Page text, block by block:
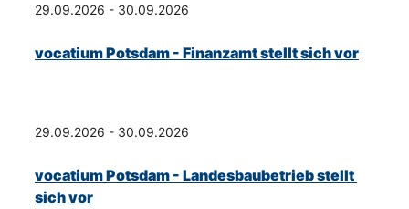
29.09.2026 - 30.09.2026
vocatium Potsdam - Finanzamt stellt sich vor
29.09.2026 - 30.09.2026
vocatium Potsdam - Landesbaubetrieb stellt
sich vor